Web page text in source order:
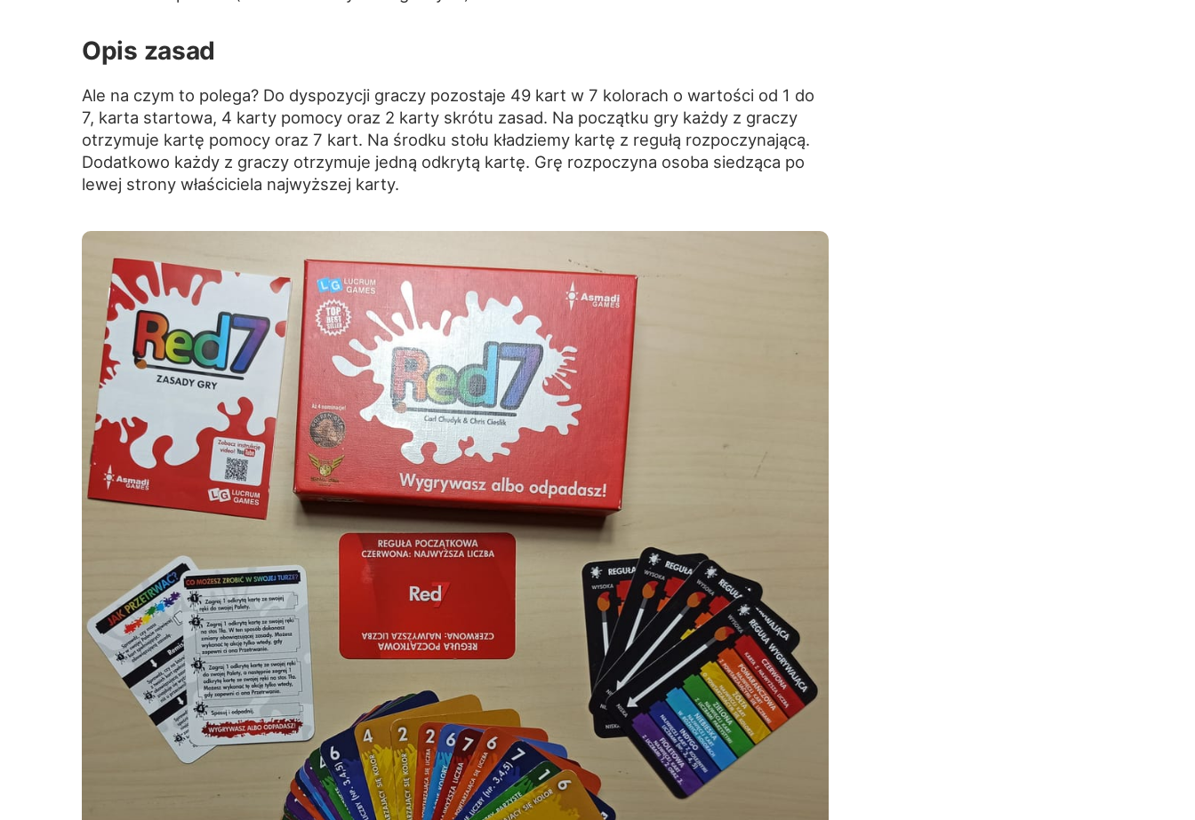
Opis zasad
Ale na czym to polega? Do dyspozycji graczy pozostaje 49 kart w 7 kolorach o wartości od 1 do
7, karta startowa, 4 karty pomocy oraz 2 karty skrótu zasad. Na początku gry każdy z graczy
otrzymuje kartę pomocy oraz 7 kart. Na środku stołu kładziemy kartę z regułą rozpoczynającą.
Dodatkowo każdy z graczy otrzymuje jedną odkrytą kartę. Grę rozpoczyna osoba siedząca po
lewej strony właściciela najwyższej karty.